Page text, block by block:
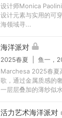
设计师Monica
设计元素与实用的可
海领域寻...
海洋派对
2025春夏 | 鱼一，
Marchesa 2025春夏
歌，通过金属质感的
一层层叠加的薄纱似
活力艺术海洋派对